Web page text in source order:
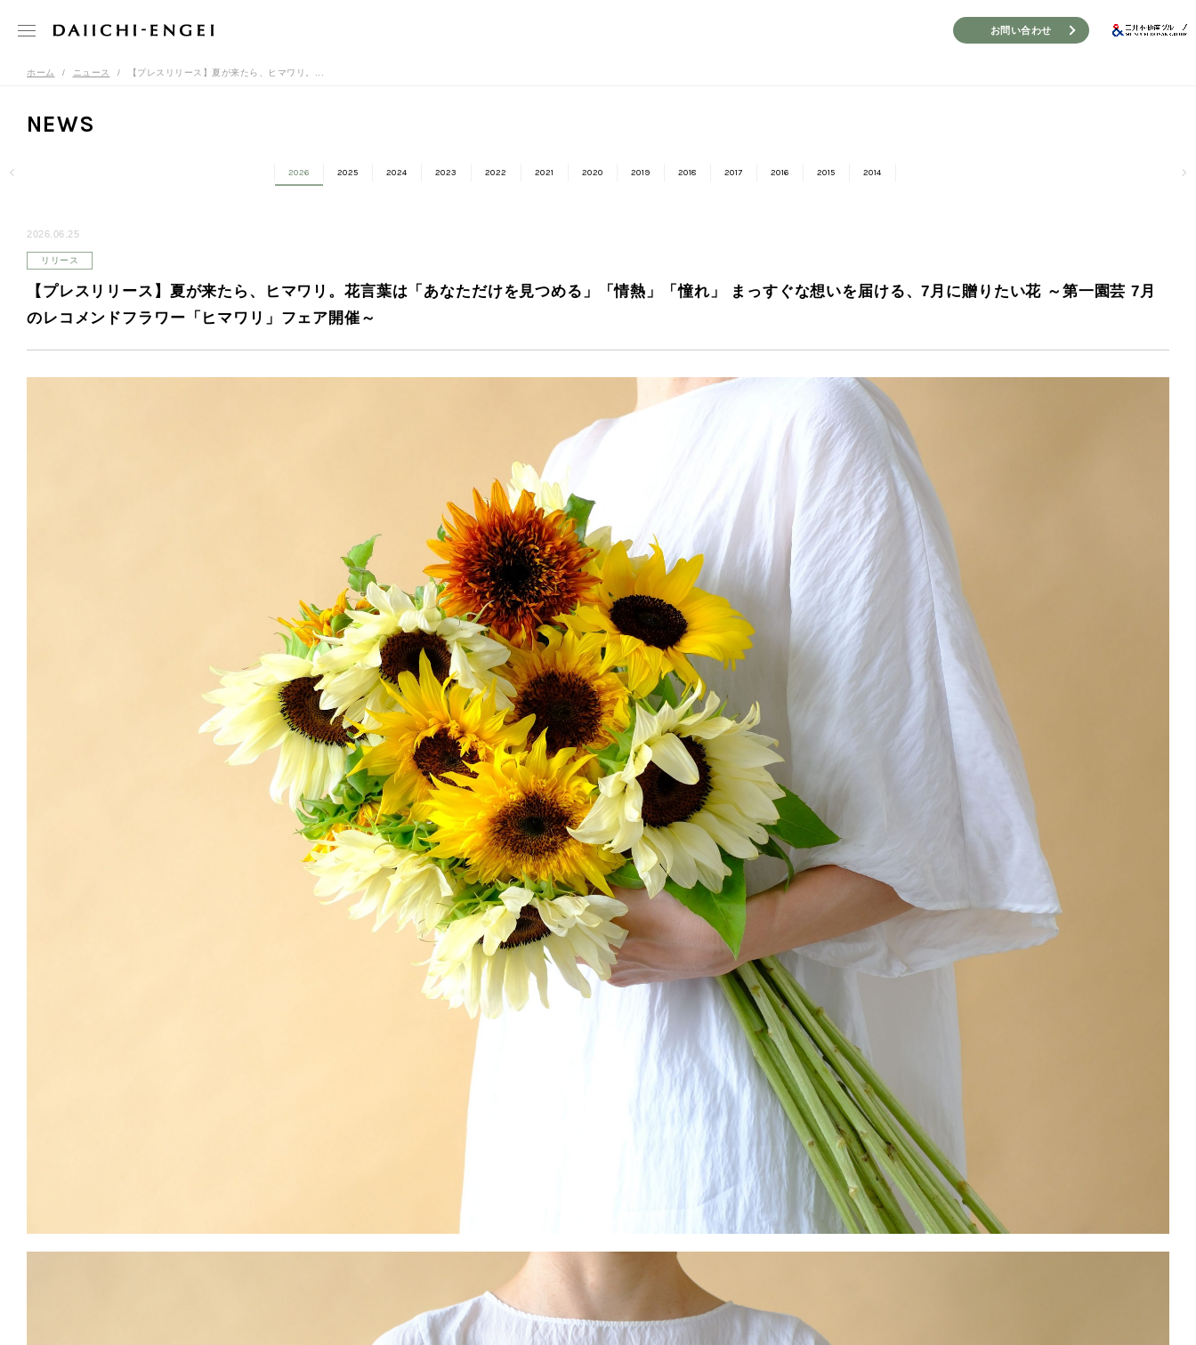
お問い合わせ
ホーム ニュース 【プレスリリース】夏が来たら、ヒマワリ。...
NEWS
2026 2025 2024 2023 2022 2021 2020 2019 2018 2017 2016 2015 2014
2026.06.25
リリース
【プレスリリース】夏が来たら、ヒマワリ。花言葉は「あなただけを見つめる」「情熱」「憧れ」 まっすぐな想いを届ける、7月に贈りたい花 ～第一園芸 7月
のレコメンドフラワー「ヒマワリ」フェア開催～